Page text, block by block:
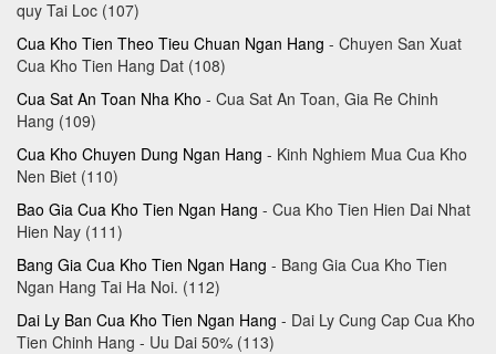
quy Tai Loc (107)
Cua Kho Tien Theo Tieu Chuan Ngan Hang - Chuyen San Xuat
Cua Kho Tien Hang Dat (108)
Cua Sat An Toan Nha Kho - Cua Sat An Toan, Gia Re Chinh
Hang (109)
Cua Kho Chuyen Dung Ngan Hang - Kinh Nghiem Mua Cua Kho
Nen Biet (110)
Bao Gia Cua Kho Tien Ngan Hang - Cua Kho Tien Hien Dai Nhat
Hien Nay (111)
Bang Gia Cua Kho Tien Ngan Hang - Bang Gia Cua Kho Tien
Ngan Hang Tai Ha Noi. (112)
Dai Ly Ban Cua Kho Tien Ngan Hang - Dai Ly Cung Cap Cua Kho
Tien Chinh Hang - Uu Dai 50% (113)